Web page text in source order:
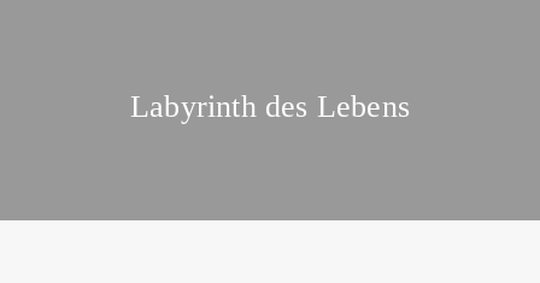
Labyrinth des Lebens